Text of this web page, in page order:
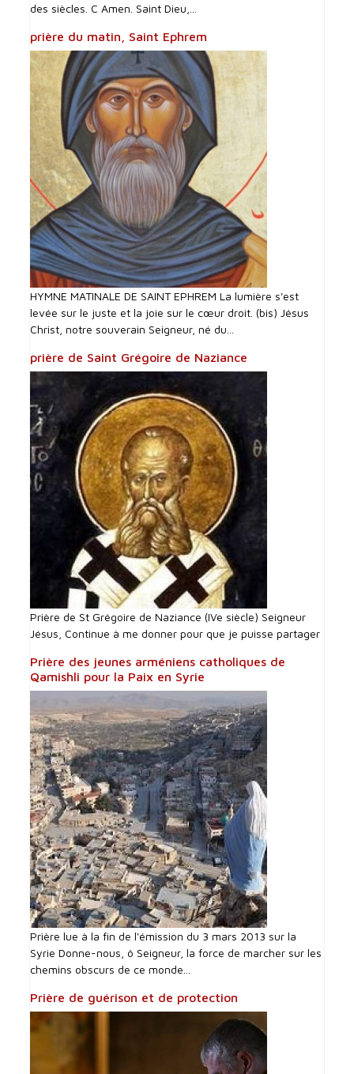
des siècles. C Amen. Saint Dieu,...
prière du matin, Saint Ephrem
HYMNE MATINALE DE SAINT EPHREM La lumière s'est
levée sur le juste et la joie sur le cœur droit. (bis) Jésus
Christ, notre souverain Seigneur, né du...
prière de Saint Grégoire de Naziance
Prière de St Grégoire de Naziance (IVe siècle) Seigneur
Jésus, Continue à me donner pour que je puisse partager
Prière des jeunes arméniens catholiques de
Qamishli pour la Paix en Syrie
Prière lue à la fin de l'émission du 3 mars 2013 sur la
Syrie Donne-nous, ô Seigneur, la force de marcher sur les
chemins obscurs de ce monde...
Prière de guérison et de protection